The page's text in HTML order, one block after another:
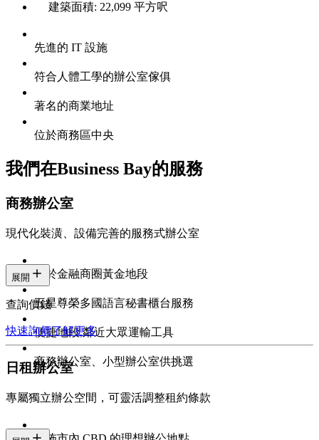
建築面積: 22,099 平方呎
先進的 IT 設施
符合人體工學的辦公室傢俱
著名的商業地址
位於商務區中央
我們在Business Bay的服務
商務辦公室
現代化裝潢、設備完善的服務式辦公室
位於金融商圈黃金地段
五星尊榮多國語言秘書櫃台服務
便捷地段,鄰近大眾運輸工具
商務辦公室、小型辦公室供挑選
展開
查詢價錢
快速詢價了解更多
日租辦公室
專屬獨立辦公空間，可靈活調整租約條款